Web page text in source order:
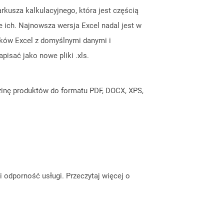
kalkulacyjnego, która jest częścią
ich. Najnowsza wersja Excel nadal jest w
Excel z domyślnymi danymi i
jako nowe pliki .xls.
produktów do formatu PDF, DOCX, XPS,
usługi. Przeczytaj więcej o